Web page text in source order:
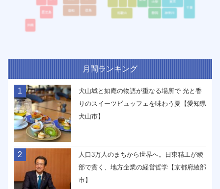
月間ランキング
1
犬山城と如庵の物語が重なる場所で 光と香
りのスイーツビュッフェを味わう夏【愛知県
犬山市】
2
人口3万人のまちから世界へ。日東精工が綾
部で貫く、地方企業の経営哲学【京都府綾部
市】